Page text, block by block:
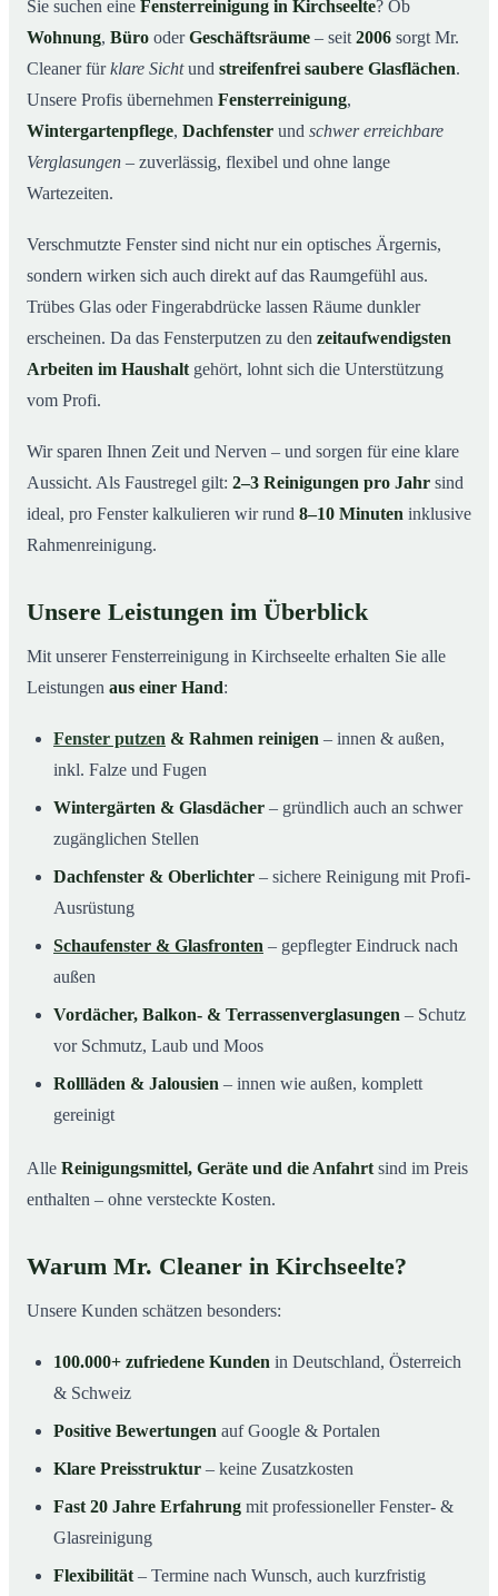
04So funktioniert’s
05Fensterreinigung in Kirchseelte und Umgebung
Jetzt kostenloses Angebot einholen
So arbeiten unsere Reinigungskräfte bei einer
Fensterreinigung in Kirchseelte
Sie suchen eine Fensterreinigung in Kirchseelte? Ob
Wohnung, Büro oderGeschäftsräume – seit 2006 sorgt Mr.
Cleaner fürklare Sichtund streifenfrei saubere Glasflächen.
Unsere Profis übernehmen Fensterreinigung,
Wintergartenpflege, Dachfenster und schwer erreichbare
Verglasungen – zuverlässig, flexibel und ohne lange
Wartezeiten.
Verschmutzte Fenster sind nicht nur ein optisches Ärgernis,
sondern wirken sich auch direkt auf das Raumgefühl aus.
Trübes Glas oder Fingerabdrücke lassen Räume dunkler
erscheinen. Da das Fensterputzen zu den zeitaufwendigsten
Arbeiten im Haushalt gehört, lohnt sich die Unterstützung
vom Profi.
Wir sparen Ihnen Zeit und Nerven – und sorgen für eine klare
Aussicht. Als Faustregel gilt: 2–3 Reinigungen pro Jahr sind
ideal, pro Fenster kalkulieren wir rund 8–10 Minuten inklusive
Rahmenreinigung.
Unsere Leistungen im Überblick
Mit unserer Fensterreinigung in Kirchseelte erhalten Sie alle
Leistungen aus einer Hand:
Fenster putzen & Rahmen reinigen – innen & außen,
inkl. Falze und Fugen
Wintergärten & Glasdächer – gründlich auch an schwer
zugänglichen Stellen
Dachfenster & Oberlichter – sichere Reinigung mit Profi-
Ausrüstung
Schaufenster & Glasfronten – gepflegter Eindruck nach
außen
Vordächer, Balkon- & Terrassenverglasungen – Schutz
vor Schmutz, Laub und Moos
Rollläden & Jalousien – innen wie außen, komplett
gereinigt
Alle Reinigungsmittel, Geräte und die Anfahrt sind im Preis
enthalten – ohne versteckte Kosten.
Warum Mr. Cleaner in Kirchseelte?
Unsere Kunden schätzen besonders:
100.000+ zufriedene Kunden in Deutschland, Österreich
& Schweiz
Positive Bewertungen auf Google & Portalen
Klare Preisstruktur – keine Zusatzkosten
Fast 20 Jahre Erfahrung mit professioneller Fenster- &
Glasreinigung
Flexibilität – Termine nach Wunsch, auch kurzfristig